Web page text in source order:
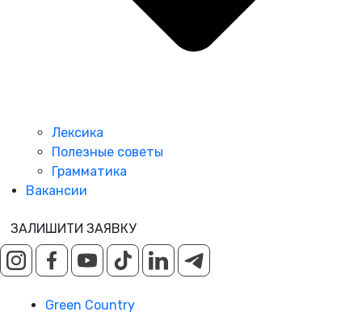
Лексика
Полезные советы
Грамматика
Вакансии
ЗАЛИШИТИ ЗАЯВКУ
Green Country